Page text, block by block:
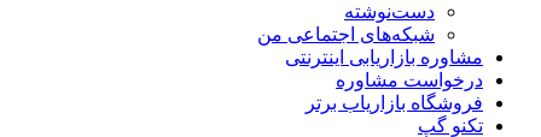
دست‌نوشته
شبکه‌های اجتماعی من
مشاوره بازاریابی اینترنتی
درخواست مشاوره
فروشگاه بازاریاب برتر
تکنو گپ